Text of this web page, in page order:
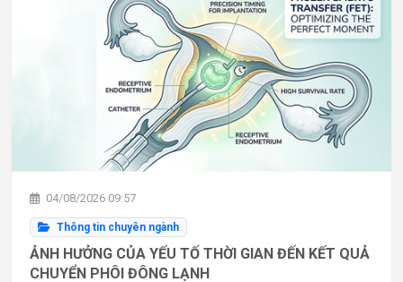
04/08/2026 09:57
Thông tin chuyên ngành
ẢNH HƯỞNG CỦA YẾU TỐ THỜI GIAN ĐẾN KẾT QUẢ
CHUYỂN PHÔI ĐÔNG LẠNH